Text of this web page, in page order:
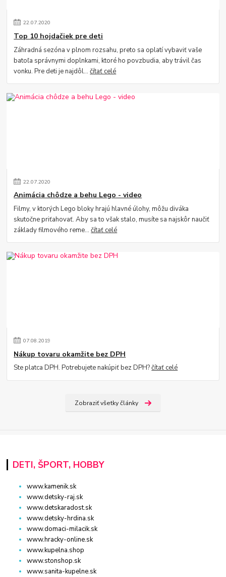
22.07.2020
Top 10 hojdačiek pre deti
Záhradná sezóna v plnom rozsahu, preto sa oplatí vybaviť vaše
batoľa správnymi doplnkami, ktoré ho povzbudia, aby trávil čas
vonku. Pre deti je najdôl...čítať celé
22.07.2020
Animácia chôdze a behu Lego - video
Filmy, v ktorých Lego bloky hrajú hlavné úlohy, môžu diváka
skutočne priťahovať. Aby sa to však stalo, musíte sa najskôr naučiť
základy filmového reme...čítať celé
07.08.2019
Nákup tovaru okamžite bez DPH
Ste platca DPH. Potrebujete nakúpiť bez DPH?čítať celé
Zobraziť všetky články
DETI, ŠPORT, HOBBY
www.kamenik.sk
www.detsky-raj.sk
www.detskaradost.sk
www.detsky-hrdina.sk
www.domaci-milacik.sk
www.hracky-online.sk
www.kupelna.shop
www.stonshop.sk
www.sanita-kupelne.sk